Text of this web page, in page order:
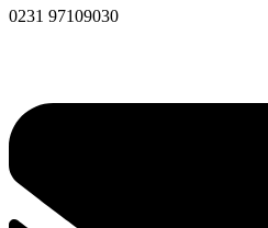
0231 97109030